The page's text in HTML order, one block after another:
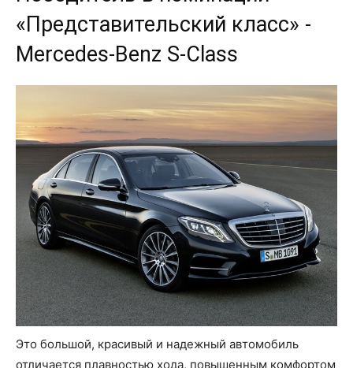
«Представительский класс» -
Mercedes-Benz S-Class
Это большой, красивый и надежный автомобиль
отличается плавностью хода, повышенным комфортом